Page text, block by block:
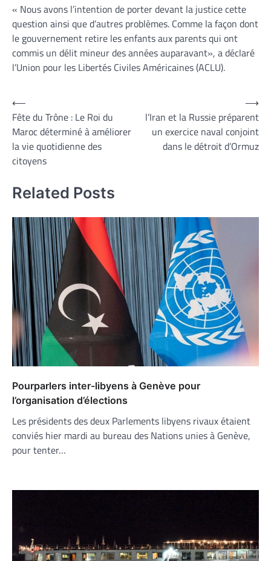
« Nous avons l’intention de porter devant la justice cette
question ainsi que d’autres problèmes. Comme la façon dont
le gouvernement retire les enfants aux parents qui ont
commis un délit mineur des années auparavant», a déclaré
l’Union pour les Libertés Civiles Américaines (ACLU).
Navigation
de
l’article
⟵
Fête du Trône : Le Roi du
Maroc déterminé à améliorer
la vie quotidienne des
citoyens
l’Iran et la Russie préparent
un exercice naval conjoint
dans le détroit d’Ormuz
⟶
Related Posts
Pourparlers inter-libyens à Genève pour
l’organisation d’élections
Les présidents des deux Parlements libyens rivaux étaient
conviés hier mardi au bureau des Nations unies à Genève,
pour tenter…